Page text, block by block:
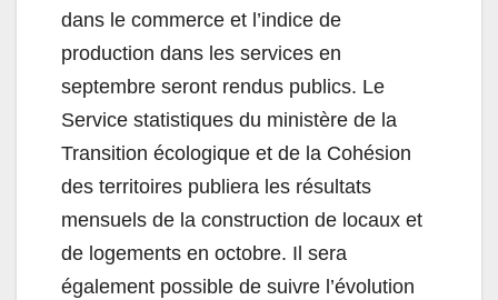
dans le commerce et l’indice de
production dans les services en
septembre seront rendus publics. Le
Service statistiques du ministère de la
Transition écologique et de la Cohésion
des territoires publiera les résultats
mensuels de la construction de locaux et
de logements en octobre. Il sera
également possible de suivre l’évolution